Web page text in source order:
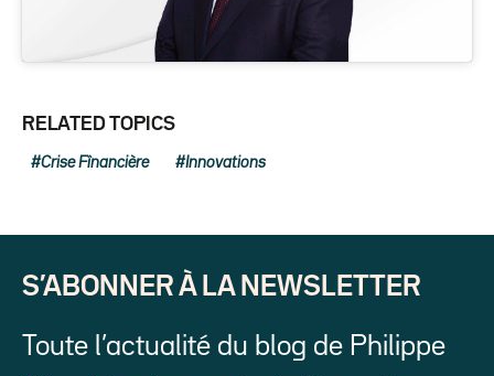
RELATED TOPICS
Crise Fînancière Innovations
S’ABONNER À LA NEWSLETTER
Toute l’actualité du blog de Philippe